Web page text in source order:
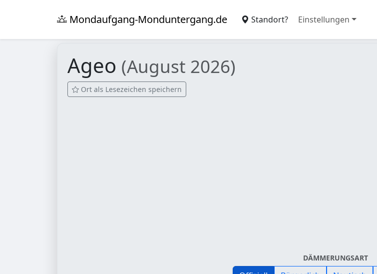
Mondaufgang-Monduntergang.de Standort? Einstellungen
Ageo (August 2026)
Ort als Lesezeichen speichern
DÄMMERUNGSART